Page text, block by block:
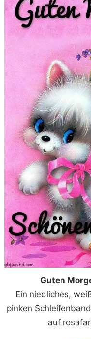
Guten
Ein niedliches,
pinken
auf